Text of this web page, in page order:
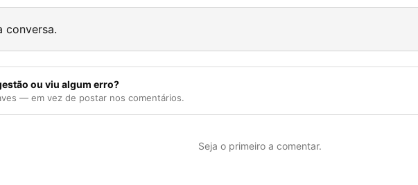
conversa.
ou viu algum erro?
— em vez de postar nos comentários.
Seja o primeiro a comentar.